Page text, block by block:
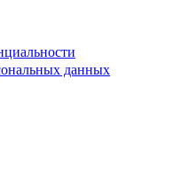
данных